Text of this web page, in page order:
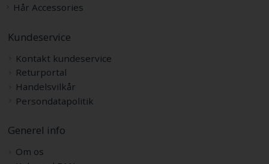
Hår Accessories
Kundeservice
Kontakt kundeservice
Returportal
Handelsvilkår
Persondatapolitik
Generel info
Om os